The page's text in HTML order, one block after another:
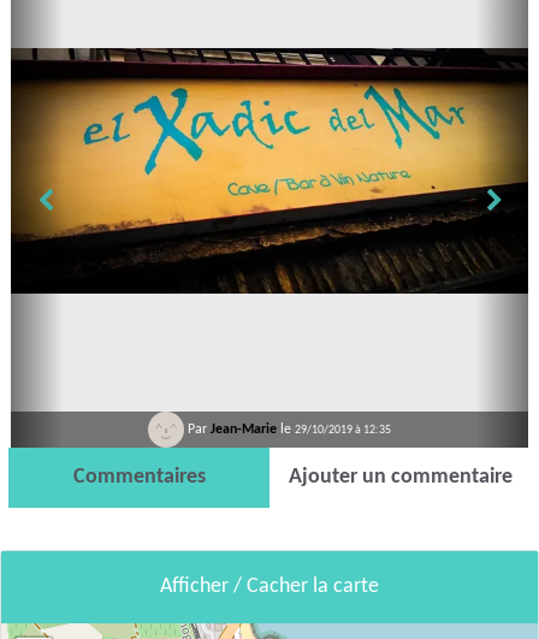
Par Jean-Marie le 29/10/2019 à 12:35
Commentaires Ajouter un commentaire
Afficher / Cacher la carte